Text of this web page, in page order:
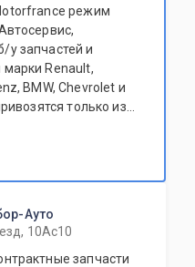
режим
у запчастей и
марки Renault,
BMW, Chevrolet и
Ауто
10Ас10
запчасти